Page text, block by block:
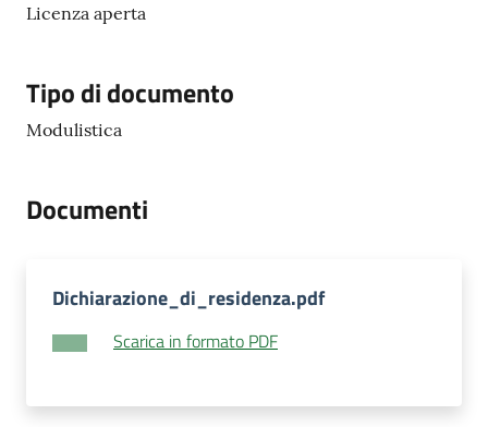
Seguici
su
Licenza aperta
Tipo di documento
Modulistica
Documenti
Dichiarazione_di_residenza.pdf
Scarica in formato PDF